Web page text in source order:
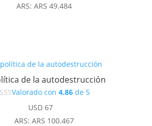
precio precio
ARS: ARS 49.484
de la autodestrucción
Valorado con 4.86de 5
USD67
ARS: ARS 100.467